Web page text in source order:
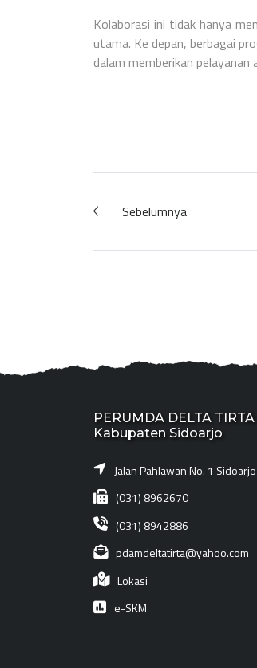
Kolaborasi ini tidak hanya
utama. Ke depan, berbagai
dalam memberikan
Sebelumnya
PERUMDA DELTA
Kabupaten Sidoarjo
Jalan Pahlawan No. 1
(031) 8962670
(031) 8942886
pdamdeltatirta@yahoo.com
Lokasi
e-SKM